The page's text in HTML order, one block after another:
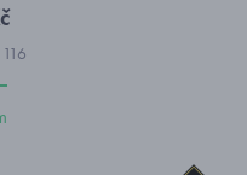
116